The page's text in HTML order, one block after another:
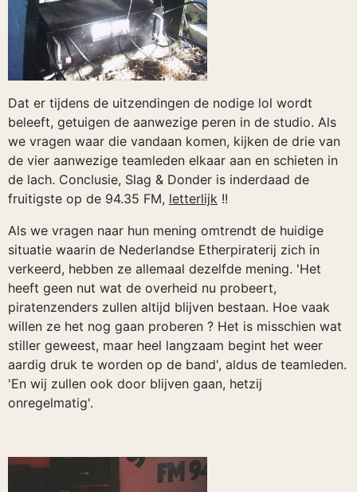
Dat er tijdens de uitzendingen de nodige lol wordt
beleeft, getuigen de aanwezige peren in de studio. Als
we vragen waar die vandaan komen, kijken de drie van
de vier aanwezige teamleden elkaar aan en schieten in
de lach. Conclusie, Slag & Donder is inderdaad de
fruitigste op de 94.35 FM, letterlijk !!
Als we vragen naar hun mening omtrendt de huidige
situatie waarin de Nederlandse Etherpiraterij zich in
verkeerd, hebben ze allemaal dezelfde mening. 'Het
heeft geen nut wat de overheid nu probeert,
piratenzenders zullen altijd blijven bestaan. Hoe vaak
willen ze het nog gaan proberen ? Het is misschien wat
stiller geweest, maar heel langzaam begint het weer
aardig druk te worden op de band', aldus de teamleden.
'En wij zullen ook door blijven gaan, hetzij
onregelmatig'.